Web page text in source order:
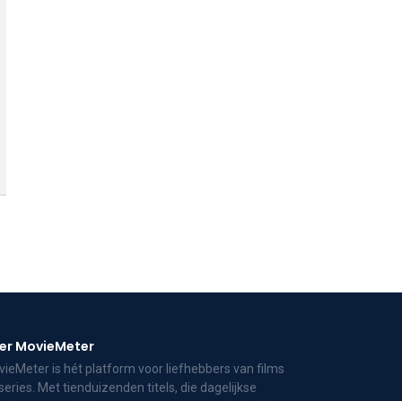
MovieMeter
is hét platform voor liefhebbers van films
Met tienduizenden titels, die dagelijkse